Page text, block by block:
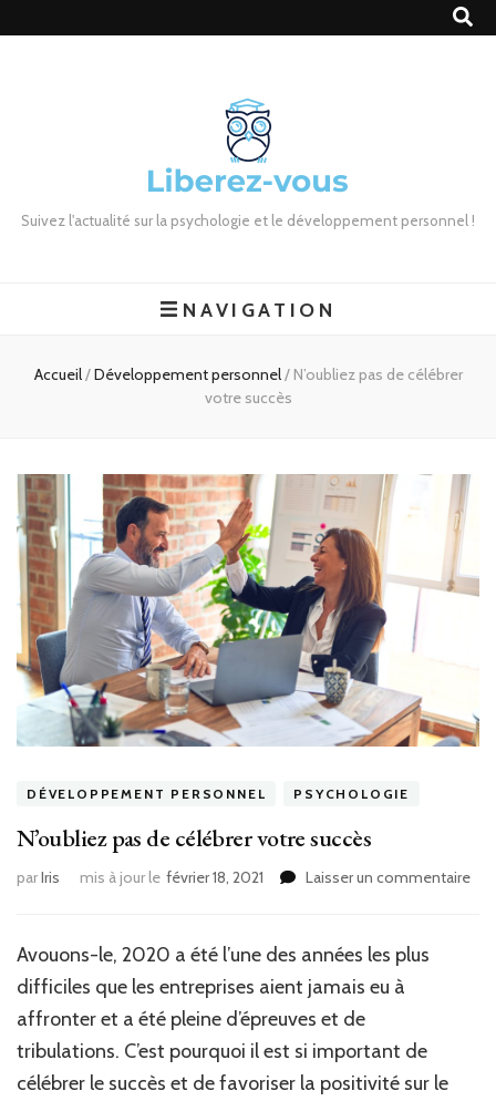
Suivez l'actualité sur la psychologie et le développement personnel !
NAVIGATION
Accueil/Développement personnel/ N’oubliez pas de célébrer
votre succès
DÉVELOPPEMENT PERSONNEL PSYCHOLOGIE
N’oubliez pas de célébrer votre succès
parIris mis à jour le février 18, 2021 Laisser un commentairesur
Avouons-le, 2020 a été l’une des années les plus
difficiles que les entreprises aient jamais eu à
affronter et a été pleine d’épreuves et de
tribulations. C’est pourquoi il est si important de
célébrer le succès et de favoriser la positivité sur le